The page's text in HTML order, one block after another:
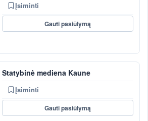
Įsiminti
Gauti pasiūlymą
Statybinė mediena Kaune
Įsiminti
Gauti pasiūlymą